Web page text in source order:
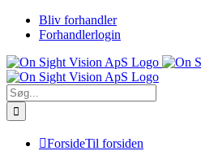
Skip
Bliv forhandler
Forhandlerlogin
Søg
efter:
ForsideTil forsiden